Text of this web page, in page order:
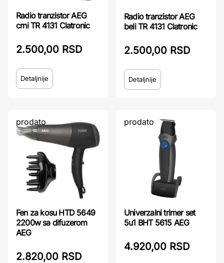
Radio tranzistor AEG
crni TR 4131 Clatronic
2.500,00 RSD
Detaljnije
Radio tranzistor AEG
beli TR 4131 Clatronic
2.500,00 RSD
Detaljnije
prodato
Fen za kosu HTD 5649
2200w sa difuzerom
AEG
2.820,00 RSD
prodato
Univerzalni trimer set
5u1 BHT 5615 AEG
4.920,00 RSD